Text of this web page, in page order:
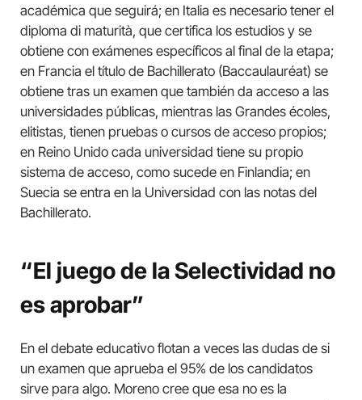
académica que seguirá; en Italia es necesario tener el
diploma di maturità, que certifica los estudios y se
obtiene con exámenes específicos al final de la etapa;
en Francia el título de Bachillerato (Baccaulauréat) se
obtiene tras un examen que también da acceso a las
universidades públicas, mientras las Grandes écoles,
elitistas, tienen pruebas o cursos de acceso propios;
en Reino Unido cada universidad tiene su propio
sistema de acceso, como sucede en Finlandia; en
Suecia se entra en la Universidad con las notas del
Bachillerato.
“El juego de la Selectividad no
es aprobar”
En el debate educativo flotan a veces las dudas de si
un examen que aprueba el 95% de los candidatos
sirve para algo. Moreno cree que esa no es la